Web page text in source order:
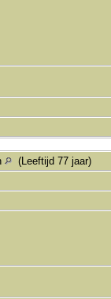
(Leeftijd 77 jaar)